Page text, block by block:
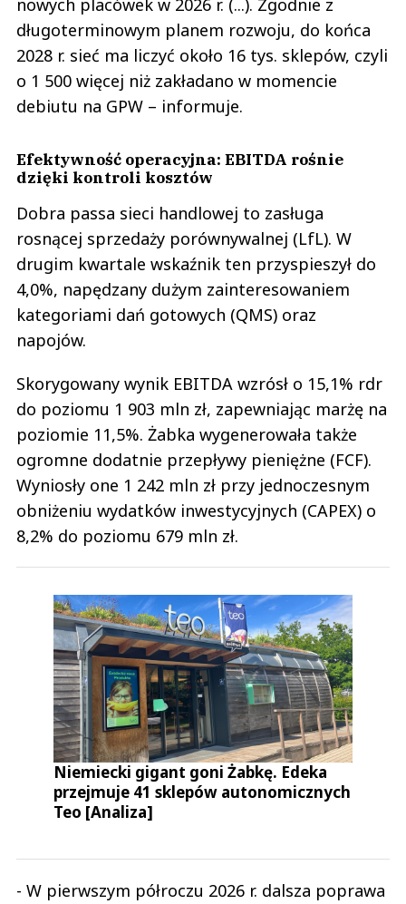
nowych placówek w 2026 r. (...). Zgodnie z
długoterminowym planem rozwoju, do końca
2028 r. sieć ma liczyć około 16 tys. sklepów, czyli
o 1 500 więcej niż zakładano w momencie
debiutu na GPW – informuje.
Efektywność operacyjna: EBITDA rośnie
dzięki kontroli kosztów
Dobra passa sieci handlowej to zasługa
rosnącej sprzedaży porównywalnej (LfL). W
drugim kwartale wskaźnik ten przyspieszył do
4,0%, napędzany dużym zainteresowaniem
kategoriami dań gotowych (QMS) oraz
napojów.
Skorygowany wynik EBITDA wzrósł o 15,1% rdr
do poziomu 1 903 mln zł, zapewniając marżę na
poziomie 11,5%. Żabka wygenerowała także
ogromne dodatnie przepływy pieniężne (FCF).
Wyniosły one 1 242 mln zł przy jednoczesnym
obniżeniu wydatków inwestycyjnych (CAPEX) o
8,2% do poziomu 679 mln zł.
Niemiecki gigant goni Żabkę. Edeka
przejmuje 41 sklepów autonomicznych
Teo [Analiza]
- W pierwszym półroczu 2026 r. dalsza poprawa